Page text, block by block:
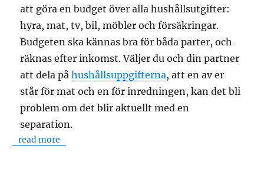
att göra en budget över alla hushållsutgifter:
hyra, mat, tv, bil, möbler och försäkringar.
Budgeten ska kännas bra för båda parter, och
räknas efter inkomst. Väljer du och din partner
att dela påhushållsuppgifterna, att en av er
står för mat och en för inredningen, kan det bli
problem om det blir aktuellt med en
separation.
read more